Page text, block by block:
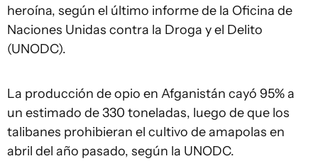
heroína, según el último informe de la Oficina de
Naciones Unidas contra la Droga y el Delito
(UNODC).
La producción de opio en Afganistán cayó 95% a
un estimado de 330 toneladas, luego de que los
talibanes prohibieran el cultivo de amapolas en
abril del año pasado, según la UNODC.